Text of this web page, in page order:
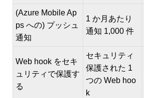
(Azure Mobile Ap
ps への) プッシュ
通知
1 か月あたり
通知 1,000 件
Web hook をセキ
ュリティで保護す
る
セキュリティ
保護された 1
つの Web hoo
k